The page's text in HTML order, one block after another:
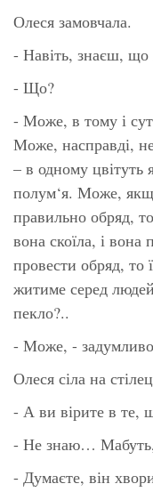
Олеся замовчала.
- Навіть, знаєш,
- Що?
- Може, в тому і
Може, насправді,
– в одному цвітуть
полум‘я. Може,
правильно обряд,
вона скоїла, і
провести обряд,
житиме серед
пекло?..
- Може, -
Олеся сіла на
- А ви вірите в те,
- Не знаю…
- Думаєте, він